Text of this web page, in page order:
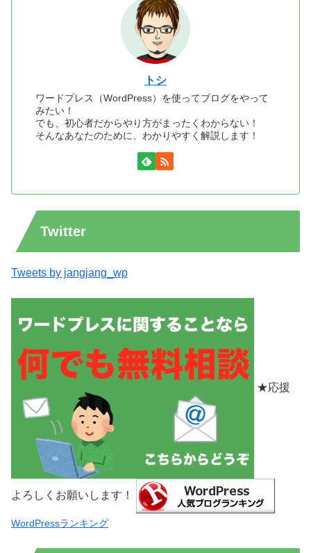
トシ
ワードプレス（WordPress）を使ってブログをやって
みたい！
でも、初心者だからやり方がまったくわからない！
そんなあなたのために、わかりやすく解説します！
Twitter
Tweets by jangjang_wp
★応援
よろしくお願いします！
WordPressランキング